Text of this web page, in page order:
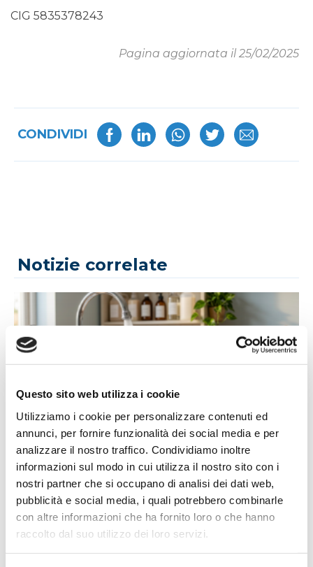
Questo sito web utilizza i cookie
Utilizziamo i cookie per personalizzare contenuti ed
annunci, per fornire funzionalità dei social media e per
analizzare il nostro traffico. Condividiamo inoltre
informazioni sul modo in cui utilizza il nostro sito con i
nostri partner che si occupano di analisi dei dati web,
pubblicità e social media, i quali potrebbero combinarle
con altre informazioni che ha fornito loro o che hanno
raccolto dal suo utilizzo dei loro servizi.
CIG 5835378243
Pagina aggiornata il 25/02/2025
CONDIVIDI
Notizie correlate
Acqua bene prezioso: un appello alla
responsabilità di tutti
L'estate porta con sé giornate più calde, campagne più
assetate...